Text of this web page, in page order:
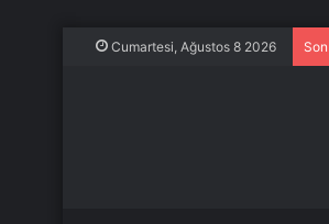
Cumartesi, Ağustos 8 2026